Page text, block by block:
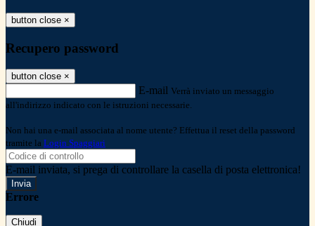
button close ×
Recupero password
button close ×
E-mail Verrà inviato un messaggio
all'indirizzo indicato con le istruzioni necessarie.
Non hai una e-mail associata al nome utente? Effettua il reset della password
tramite la Login Spaggiari
E-mail inviata, si prega di controllare la casella di posta elettronica!
Errore
Chiudi